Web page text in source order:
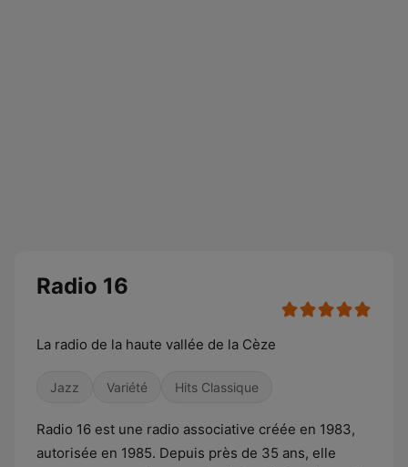
Radio 16
La radio de la haute vallée de la Cèze
Jazz Variété Hits Classique
Radio 16 est une radio associative créée en 1983,
autorisée en 1985. Depuis près de 35 ans, elle